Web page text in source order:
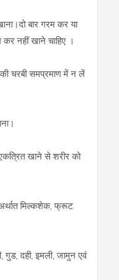
बार गरम कर या
कर नहीं खाने चाहिए ।
की चरबी समप्रमाण में न लें
खाने से शरीर को
मिल्‍कशेक, फ्रूट
दही, इमली, जामुन एवं